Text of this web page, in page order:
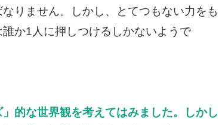
りません。しかし、とてつもない力をも
か1人に押しつけるしかないようで
的な世界観を考えてはみました。しかし